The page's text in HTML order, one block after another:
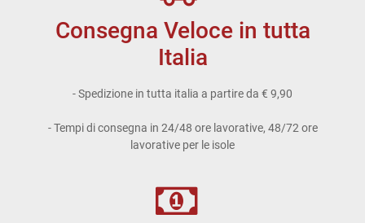
Consegna Veloce in tutta
Italia
- Spedizione in tutta italia a partire da € 9,90
- Tempi di consegna in 24/48 ore lavorative, 48/72 ore
lavorative per le isole